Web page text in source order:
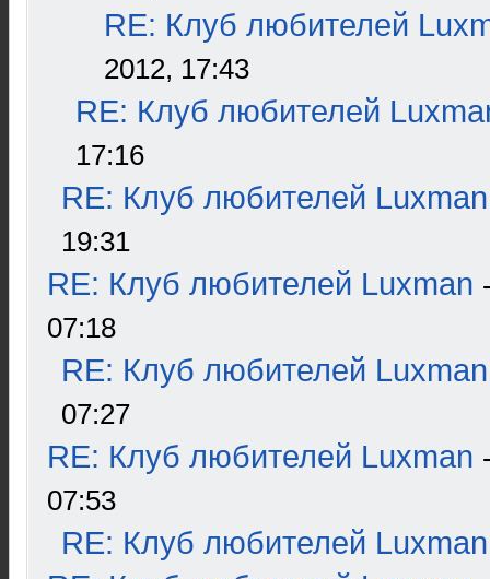
RE: Клуб любителей
2012, 17:43
RE: Клуб любителей
17:16
RE: Клуб любителей Luxman
19:31
RE: Клуб любителей Luxman
07:18
RE: Клуб любителей Luxman
07:27
RE: Клуб любителей Luxman
07:53
RE: Клуб любителей Luxman